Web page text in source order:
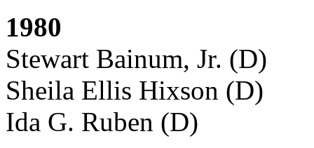
1980
Stewart Bainum, Jr. (D)
Sheila Ellis Hixson (D)
Ida G. Ruben (D)